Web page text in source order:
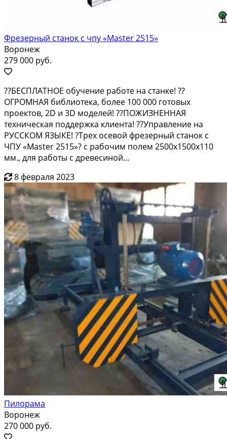
Фрезерный станок с чпу «Master 2515»
Воронеж
279 000 руб.
??БЕСПЛАТНОЕ обучение работе на станке! ??
ОГРОМНАЯ библиотека, более 100 000 готовых
проектов, 2D и 3D моделей! ??ПОЖИЗНЕННАЯ
техническая поддержка клиента! ??Управление на
РУССКОМ ЯЗЫКЕ! ?Трех осевой фрезерный станок с
ЧПУ «Master 2515»? c рабочим полем 2500х1500х110
мм., для работы с древесиной...
8 февраля 2023
Пилорама
Воронеж
270 000 руб.